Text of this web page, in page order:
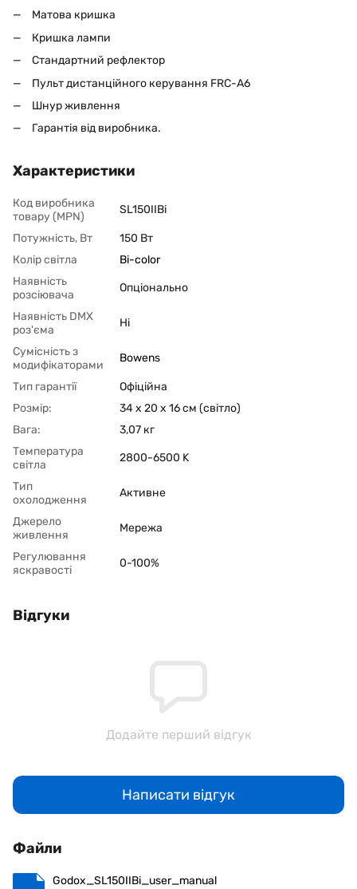
Матова кришка
Кришка лампи
Стандартний рефлектор
Пульт дистанційного керування FRC-A6
Шнур живлення
Гарантія від виробника.
Характеристики
Код виробника
товару (MPN)
SL150IIBi
Потужність, Вт
150 Вт
Колір світла
Bi-color
Наявність
розсіювача
Опціонально
Наявність DMX
роз'єма
Ні
Сумісність з
модифікаторами
Bowens
Тип гарантії
Офіційна
Розмір:
34 x 20 x 16 см (світло)
Вага:
3,07 кг
Температура
світла
2800-6500 K
Тип
охолодження
Активне
Джерело
живлення
Мережа
Регулювання
яскравості
0-100%
Відгуки
Додайте перший відгук
Написати відгук
Файли
Godox_SL150IIBi_user_manual